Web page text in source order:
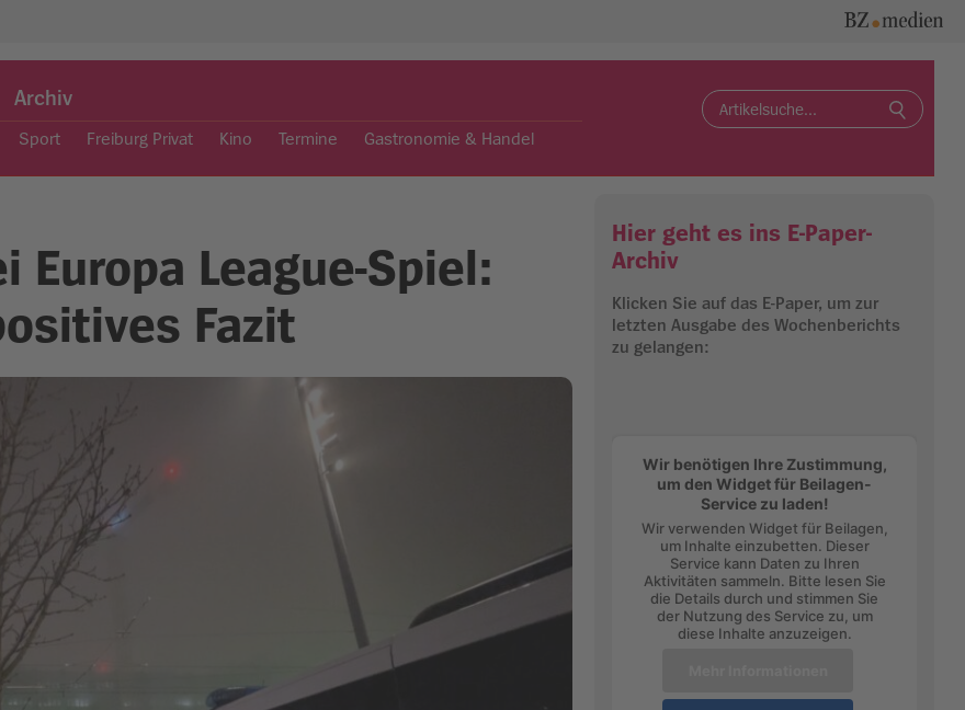
Archiv
Sport Freiburg Privat Kino Termine Gastronomie & Handel
Search
for:
League-Spiel:
Fazit
Hier geht es ins E-Paper-
Archiv
Klicken Sie auf das E-Paper, um zur
letzten Ausgabe des Wochenberichts
zu gelangen:
Wir benötigen Ihre Zustimmung,
um den Widget für Beilagen-
Service zu laden!
Wir verwenden Widget für Beilagen,
um Inhalte einzubetten. Dieser
Service kann Daten zu Ihren
Aktivitäten sammeln. Bitte lesen Sie
die Details durch und stimmen Sie
der Nutzung des Service zu, um
diese Inhalte anzuzeigen.